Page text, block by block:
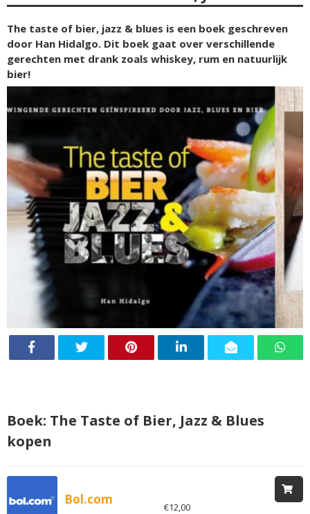
The taste of bier, jazz & blues is een boek geschreven
door Han Hidalgo. Dit boek gaat over verschillende
gerechten met drank zoals whiskey, rum en natuurlijk
bier!
Boek: The Taste of Bier, Jazz & Blues
kopen
Bol.com €12,00